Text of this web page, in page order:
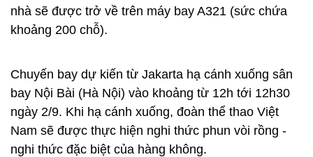
nhà sẽ được trở về trên máy bay A321 (sức chứa
khoảng 200 chỗ).
Chuyến bay dự kiến từ Jakarta hạ cánh xuống sân
bay Nội Bài (Hà Nội) vào khoảng từ 12h tới 12h30
ngày 2/9. Khi hạ cánh xuống, đoàn thể thao Việt
Nam sẽ được thực hiện nghi thức phun vòi rồng -
nghi thức đặc biệt của hàng không.